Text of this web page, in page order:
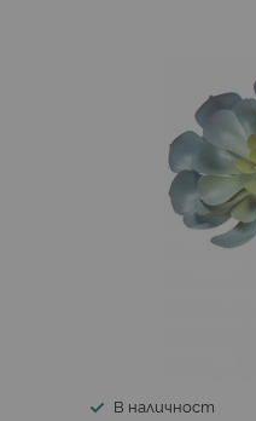
В наличност